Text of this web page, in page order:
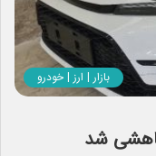
بازار | ارز | خودرو